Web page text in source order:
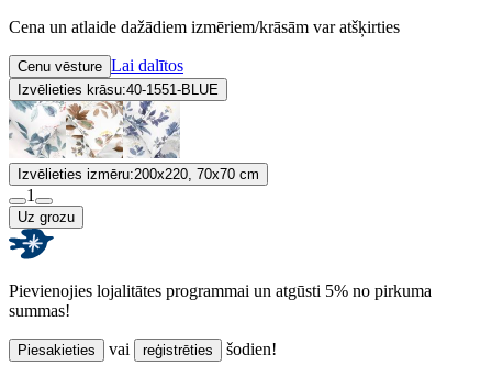
Cena un atlaide dažādiem izmēriem/krāsām var atšķirties
Cenu vēsture Lai dalītos
Izvēlieties krāsu:40-1551-BLUE
Izvēlieties izmēru:200x220, 70x70 cm
1
Uz grozu
Pievienojies lojalitātes programmai un atgūsti 5% no pirkuma
summas!
Piesakieties vai reģistrēties šodien!